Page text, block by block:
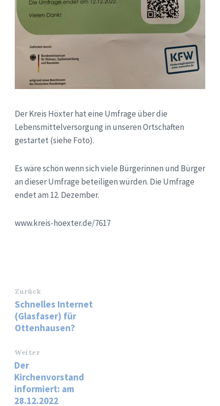
Der Kreis Höxter hat eine Umfrage über die
Lebensmittelversorgung in unseren Ortschaften
gestartet (siehe Foto).
Es wäre schön wenn sich viele Bürgerinnen und Bürger
an dieser Umfrage beteiligen würden. Die Umfrage
endet am 12. Dezember.
www.kreis-hoexter.de/7617
Zurück
Schnelles Internet
(Glasfaser) für
Ottenhausen?
Weiter
Der
Kirchenvorstand
informiert: am
28.12.2022